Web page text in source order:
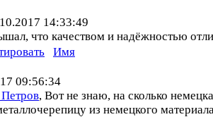
14:33:49
что качеством и надёжностью
Имя
09:56:34
, Вот не знаю, на сколько
из немецкого